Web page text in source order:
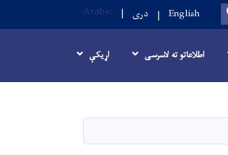
SEARCH
English دری Arabic
اطلاعاتو ته لاسرسی اړیکې